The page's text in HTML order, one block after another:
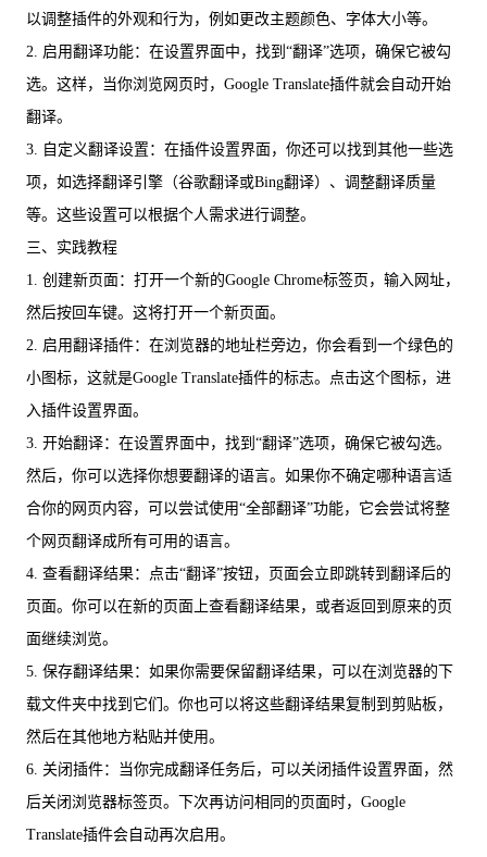
以调整插件的外观和行为，例如更改主题颜色、字体大小等。
2. 启用翻译功能：在设置界面中，找到“翻译”选项，确保它被勾
选。这样，当你浏览网页时，Google Translate插件就会自动开始
翻译。
3. 自定义翻译设置：在插件设置界面，你还可以找到其他一些选
项，如选择翻译引擎（谷歌翻译或Bing翻译）、调整翻译质量
等。这些设置可以根据个人需求进行调整。
三、实践教程
1. 创建新页面：打开一个新的Google Chrome标签页，输入网址，
然后按回车键。这将打开一个新页面。
2. 启用翻译插件：在浏览器的地址栏旁边，你会看到一个绿色的
小图标，这就是Google Translate插件的标志。点击这个图标，进
入插件设置界面。
3. 开始翻译：在设置界面中，找到“翻译”选项，确保它被勾选。
然后，你可以选择你想要翻译的语言。如果你不确定哪种语言适
合你的网页内容，可以尝试使用“全部翻译”功能，它会尝试将整
个网页翻译成所有可用的语言。
4. 查看翻译结果：点击“翻译”按钮，页面会立即跳转到翻译后的
页面。你可以在新的页面上查看翻译结果，或者返回到原来的页
面继续浏览。
5. 保存翻译结果：如果你需要保留翻译结果，可以在浏览器的下
载文件夹中找到它们。你也可以将这些翻译结果复制到剪贴板，
然后在其他地方粘贴并使用。
6. 关闭插件：当你完成翻译任务后，可以关闭插件设置界面，然
后关闭浏览器标签页。下次再访问相同的页面时，Google
Translate插件会自动再次启用。